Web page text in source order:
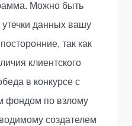
Можно быть
данных вашу
так как
клиентского
в конкурсе с
фондом по взлому
создателем